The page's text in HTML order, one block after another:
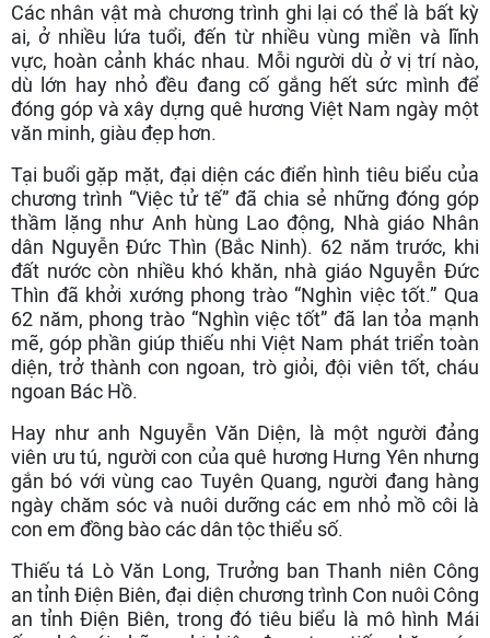
Các nhân vật mà chương trình ghi lại có thể là bất kỳ
ai, ở nhiều lứa tuổi, đến từ nhiều vùng miền và lĩnh
vực, hoàn cảnh khác nhau. Mỗi người dù ở vị trí nào,
dù lớn hay nhỏ đều đang cố gắng hết sức mình để
đóng góp và xây dựng quê hương Việt Nam ngày một
văn minh, giàu đẹp hơn.
Tại buổi gặp mặt, đại diện các điển hình tiêu biểu của
chương trình “Việc tử tế” đã chia sẻ những đóng góp
thầm lặng như Anh hùng Lao động, Nhà giáo Nhân
dân Nguyễn Đức Thìn (Bắc Ninh). 62 năm trước, khi
đất nước còn nhiều khó khăn, nhà giáo Nguyễn Đức
Thìn đã khởi xướng phong trào “Nghìn việc tốt.” Qua
62 năm, phong trào “Nghìn việc tốt” đã lan tỏa mạnh
mẽ, góp phần giúp thiếu nhi Việt Nam phát triển toàn
diện, trở thành con ngoan, trò giỏi, đội viên tốt, cháu
ngoan Bác Hồ.
Hay như anh Nguyễn Văn Diện, là một người đảng
viên ưu tú, người con của quê hương Hưng Yên nhưng
gắn bó với vùng cao Tuyên Quang, người đang hàng
ngày chăm sóc và nuôi dưỡng các em nhỏ mồ côi là
con em đồng bào các dân tộc thiểu số.
Thiếu tá Lò Văn Long, Trưởng ban Thanh niên Công
an tỉnh Điện Biên, đại diện chương trình Con nuôi Công
an tỉnh Điện Biên, trong đó tiêu biểu là mô hình Mái